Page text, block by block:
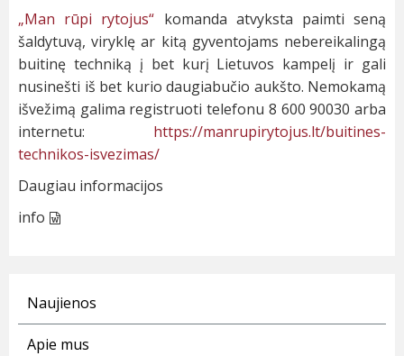
„Man rūpi rytojus“ komanda atvyksta paimti seną
šaldytuvą, viryklę ar kitą gyventojams nebereikalingą
buitinę techniką į bet kurį Lietuvos kampelį ir gali
nusinešti iš bet kurio daugiabučio aukšto. Nemokamą
išvežimą galima registruoti telefonu 8 600 90030 arba
internetu: https://manrupirytojus.lt/buitines-
technikos-isvezimas/
Daugiau informacijos
info
Naujienos
Apie mus